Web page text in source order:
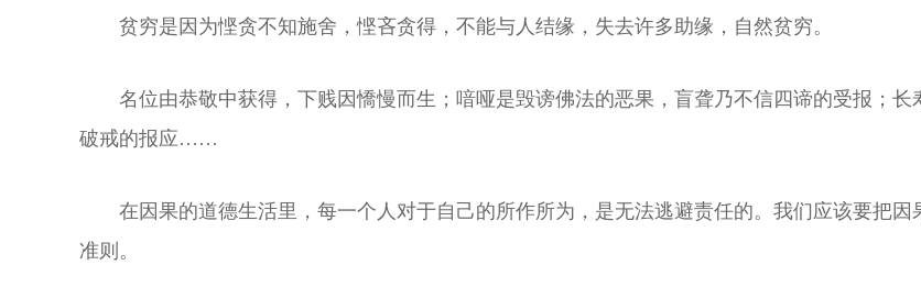
贫穷是因为悭贪不知施舍，悭吝贪得，不能与人结缘，失去许多助缘，自然贫穷。
名位由恭敬中获得，下贱因憍慢而生；喑哑是毁谤佛法的恶果，盲聋乃不信四谛的受报；
破戒的报应……
在因果的道德生活里，每一个人对于自己的所作所为，是无法逃避责任的。我们应该要把
准则。